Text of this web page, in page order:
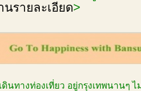
นรายละเอียด>
นทางท่องเที่ยว อยู่กรุงเทพนานๆ